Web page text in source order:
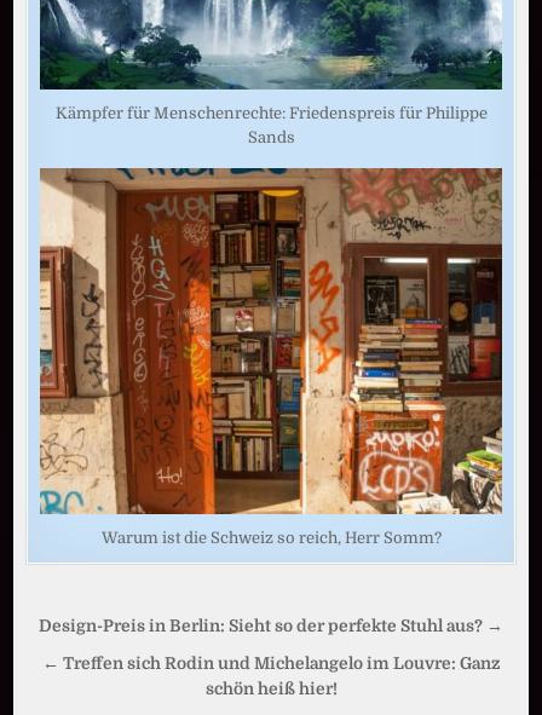
Kämpfer für Menschenrechte: Friedenspreis für Philippe
Sands
Warum ist die Schweiz so reich, Herr Somm?
Beitragsnavigation
Design-Preis in Berlin: Sieht so der perfekte Stuhl aus? →
← Treffen sich Rodin und Michelangelo im Louvre: Ganz
schön heiß hier!